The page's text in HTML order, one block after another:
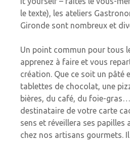
le texte), les ateliers
Gironde sont nombreux et
Un point commun pour tous
apprenez à faire et vous
création. Que ce soit un pâté
tablettes de chocolat, une
bières, du café, du foie-gras…
destinataire de votre carte
sens et réveillera ses papilles
chez nos artisans gourmets.